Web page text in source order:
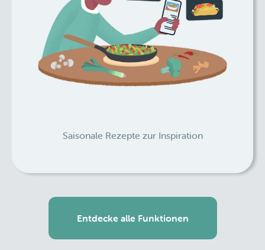
Saisonale Rezepte zur Inspiration
Entdecke alle Funktionen